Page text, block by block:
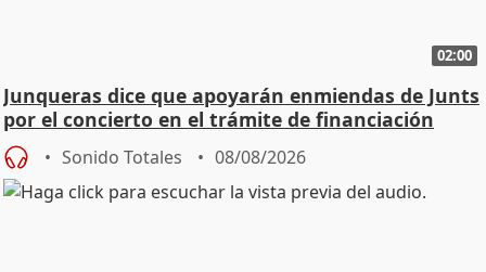
02:00
Junqueras dice que apoyarán enmiendas de Junts
por el concierto en el trámite de financiación
Sonido Totales 08/08/2026